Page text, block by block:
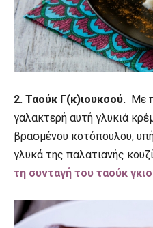
2. Ταούκ Γ(κ)ιουκσού. Με
γαλακτερή αυτή γλυκιά
βρασμένου κοτόπουλου,
γλυκά της παλατιανής
τη συνταγή του ταούκ